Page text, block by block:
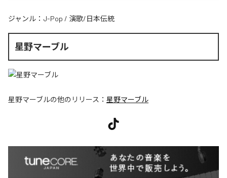
ジャンル： J-Pop / 演歌/日本伝統
星野マーブル
星野マーブルの他のリリース： 星野マーブル